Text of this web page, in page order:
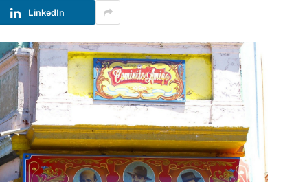
LinkedIn